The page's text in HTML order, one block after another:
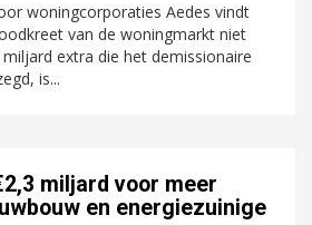
woningcorporaties Aedes vindt
van de woningmarkt niet
extra die het demissionaire
is...
miljard voor meer
en energiezuinige